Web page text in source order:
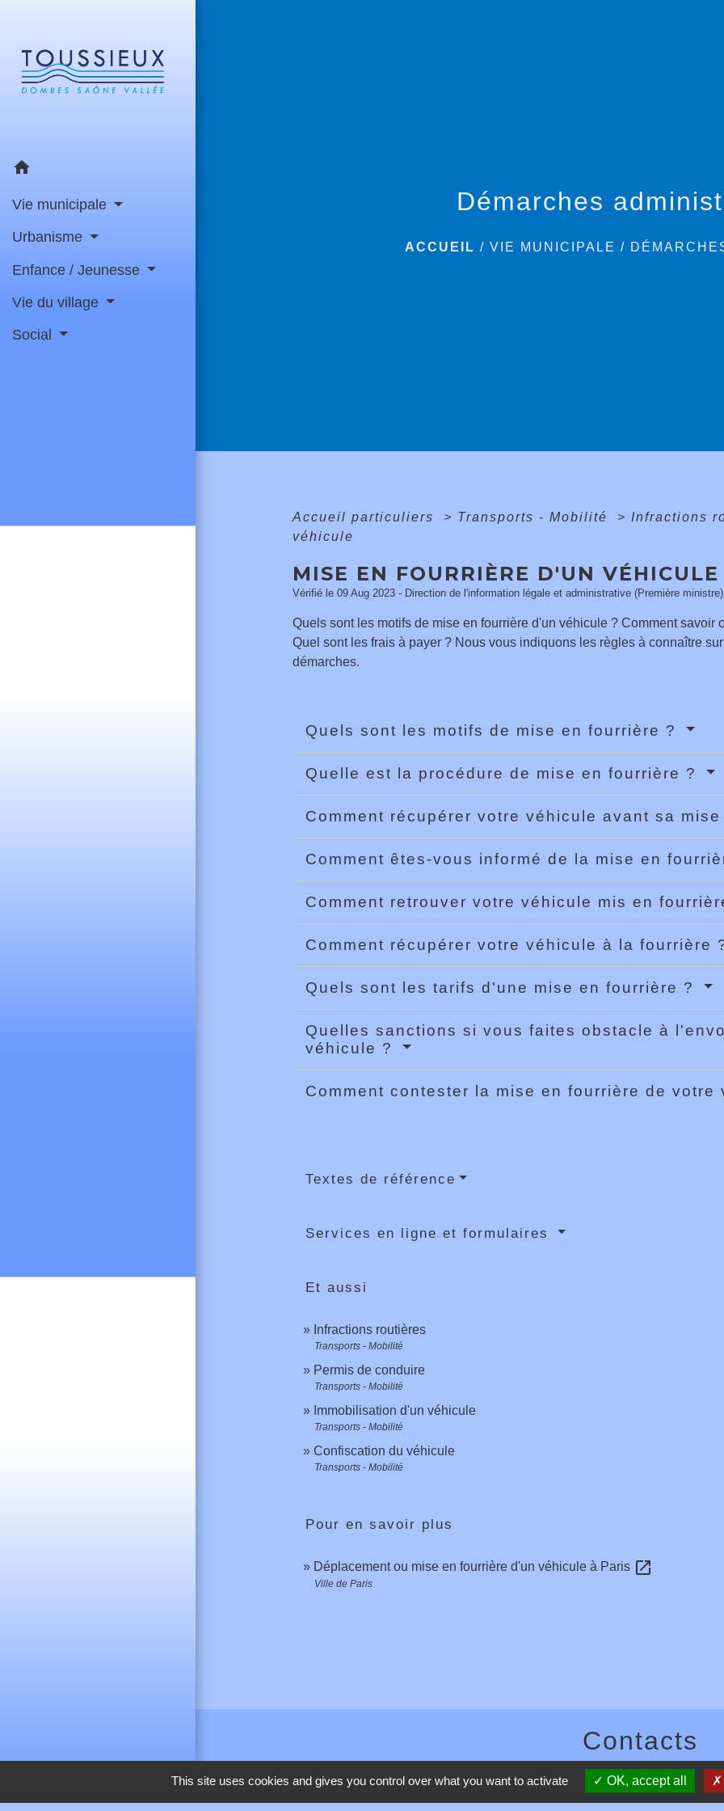
home
Vie municipale
Urbanisme
Enfance / Jeunesse
Vie du village
Social
Démarches
ACCUEIL /VIE MUNICIPALE /
Accueil particuliers > Transports - Mobilité > Infractions
véhicule
MISE EN FOURRIÈRE D'UN VÉHICULE
Vérifié le 09 Aug 2023 - Direction de l'information légale et administrative (Première ministre)
Quels sont les motifs de mise en fourrière d'un véhicule ? Comment savoir
Quel sont les frais à payer ? Nous vous indiquons les règles à connaître
démarches.
Quels sont les motifs de mise en fourrière ?
Quelle est la procédure de mise en fourrière ?
Comment récupérer votre véhicule avant sa
Comment êtes-vous informé de la mise en
Comment retrouver votre véhicule mis en
Comment récupérer votre véhicule à la fourrière
Quels sont les tarifs d'une mise en fourrière ?
Quelles sanctions si vous faites obstacle à
véhicule ?
Comment contester la mise en fourrière de votre
Textes de référence
Services en ligne et formulaires
Et aussi
Infractions routières
Transports - Mobilité
Permis de conduire
Transports - Mobilité
Immobilisation d'un véhicule
Transports - Mobilité
Confiscation du véhicule
Transports - Mobilité
Pour en savoir plus
Déplacement ou mise en fourrière d'un véhicule à Paris open_in_new
Ville de Paris
Contacts
Commune de Toussieux
346, Route du Morbier
This site uses cookies and gives you control over what you want to activate OK, accept all